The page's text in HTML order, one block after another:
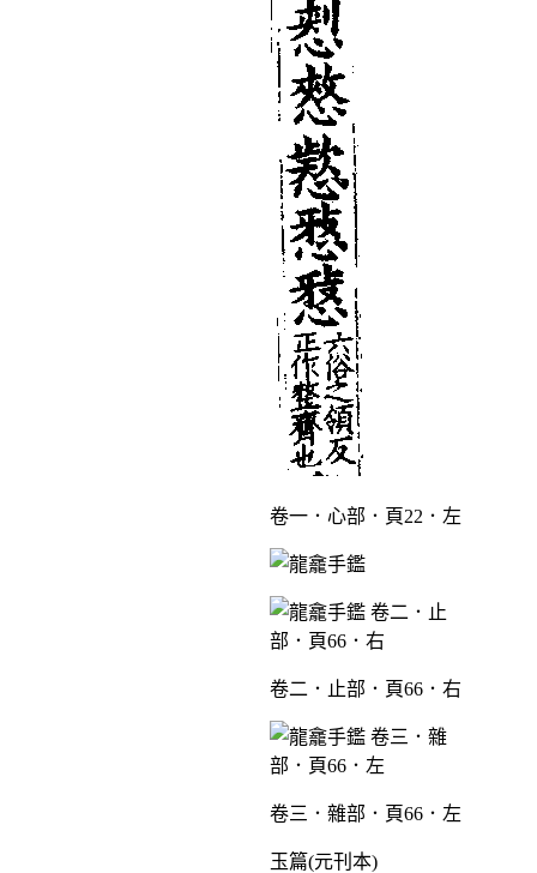
卷一．心部．頁22．左
卷二．止部．頁66．右
卷三．雜部．頁66．左
玉篇(元刊本)